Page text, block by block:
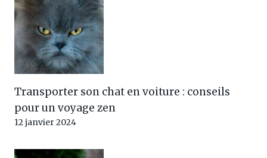
Transporter son chat en voiture : conseils
pour un voyage zen
12 janvier 2024